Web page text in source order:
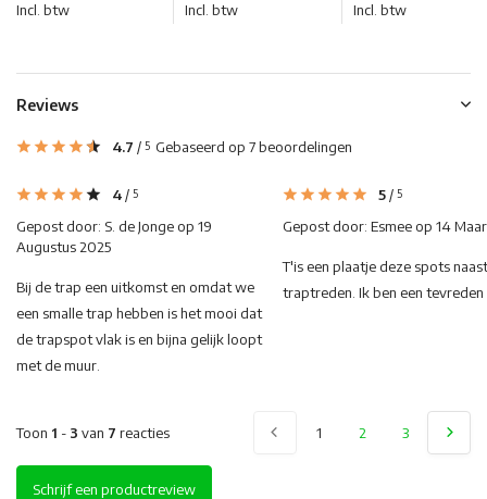
Incl. btw
Incl. btw
Incl. btw
Reviews
4.7 / 5 Gebaseerd op 7 beoordelingen
4/ 5
Gepost door: S. de Jonge op 19
Augustus 2025
Bij de trap een uitkomst en omdat we
een smalle trap hebben is het mooi dat
de trapspot vlak is en bijna gelijk loopt
met de muur.
5/ 5
Gepost door: Esmee op 14
T'is een plaatje deze spots
traptreden. Ik ben een tevreden
Toon 1 - 3 van 7 reacties 1 2 3
Schrijf een productreview